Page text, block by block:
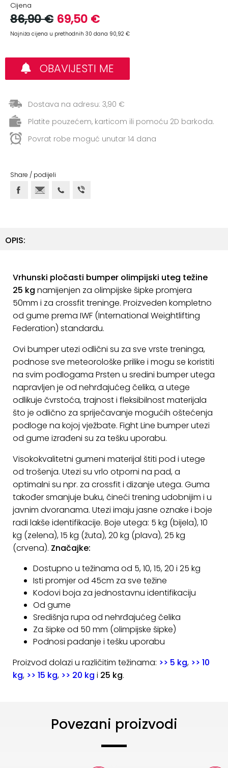
kettlebells
Oprema
funkcionalni
trening
Pilates,
Joga
Elastične
Boks
Borilački
i
Remeni,
rukavice
ostalo
torbe
ruksaci
Igre
Razonoda
Odjeća
Pripreme
za
ljeto
O
NAMA
KONTAKT
poslovanja
Pravila
kolačićima
Cijena
86,90 € 69,50 €
Najniža cijena u prethodnih 30 dana 90,92 €
OBAVIJESTI ME
Dostava na adresu: 3,90 €
Platite pouzećem, karticom ili pomoću 2D barkoda.
Povrat robe moguć unutar 14 dana
Share / podijeli
OPIS:
Vrhunski pločasti bumper olimpijski uteg težine
25 kg namijenjen za olimpijske šipke promjera
50mm i za crossfit treninge. Proizveden kompletno
od gume prema IWF (International Weightlifting
Federation) standardu.
Ovi bumper utezi odlični su za sve vrste treninga,
podnose sve meteorološke prilike i mogu se koristiti
na svim podlogama Prsten u sredini bumper utega
napravljen je od nehrđajućeg čelika, a utege
odlikuje čvrstoća, trajnost i fleksibilnost materijala
što je odlično za spriječavanje mogućih oštećenja
podloge na kojoj vježbate. Fight Line bumper utezi
od gume izrađeni su za tešku uporabu.
Visokokvalitetni gumeni materijal štiti pod i utege
od trošenja. Utezi su vrlo otporni na pad, a
optimalni su npr. za crossfit i dizanje utega. Guma
također smanjuje buku, čineći trening udobnijim i u
javnim dvoranama. Utezi imaju jasne oznake i boje
radi lakše identifikacije. Boje utega: 5 kg (bijela), 10
kg (zelena), 15 kg (žuta), 20 kg (plava), 25 kg
(crvena). Značajke:
Dostupno u težinama od 5, 10, 15, 20 i 25 kg
Isti promjer od 45cm za sve težine
Kodovi boja za jednostavnu identifikaciju
Od gume
Središnja rupa od nehrđajućeg čelika
Za šipke od 50 mm (olimpijske šipke)
Podnosi padanje i tešku uporabu
Proizvod dolazi u različitim težinama: >> 5 kg, >> 10
kg, >> 15 kg, >> 20 kg i 25 kg.
Povezani proizvodi